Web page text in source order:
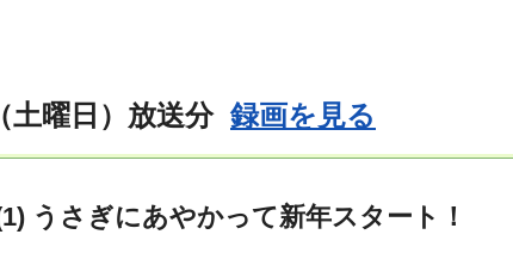
土曜日）放送分 録画を見る
うさぎにあやかって新年スタート！